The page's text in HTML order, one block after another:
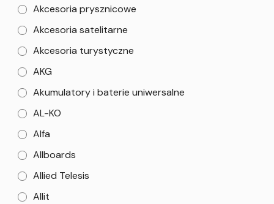
Akcesoria prysznicowe
Akcesoria satelitarne
Akcesoria turystyczne
AKG
Akumulatory i baterie uniwersalne
AL-KO
Alfa
Allboards
Allied Telesis
Allit